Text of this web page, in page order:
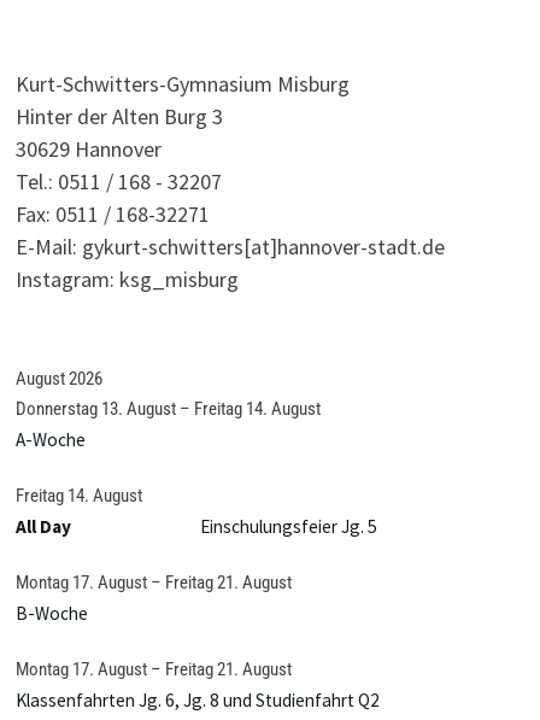
Kurt-Schwitters-Gymnasium Misburg
Hinter der Alten Burg 3
30629 Hannover
Tel.: 0511 / 168 - 32207
Fax: 0511 / 168-32271
E-Mail: gykurt-schwitters[at]hannover-stadt.de
Instagram: ksg_misburg
August 2026
Donnerstag 13. August– Freitag 14. August
A-Woche
Freitag 14. August
All Day Einschulungsfeier Jg. 5
Montag 17. August– Freitag21. August
B-Woche
Montag 17. August– Freitag21. August
Klassenfahrten Jg. 6, Jg. 8 und Studienfahrt Q2